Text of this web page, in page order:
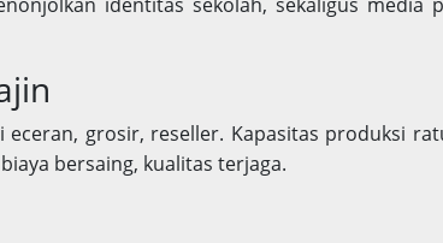
grosir, reseller. Kapasitas produksi
bersaing, kualitas terjaga.